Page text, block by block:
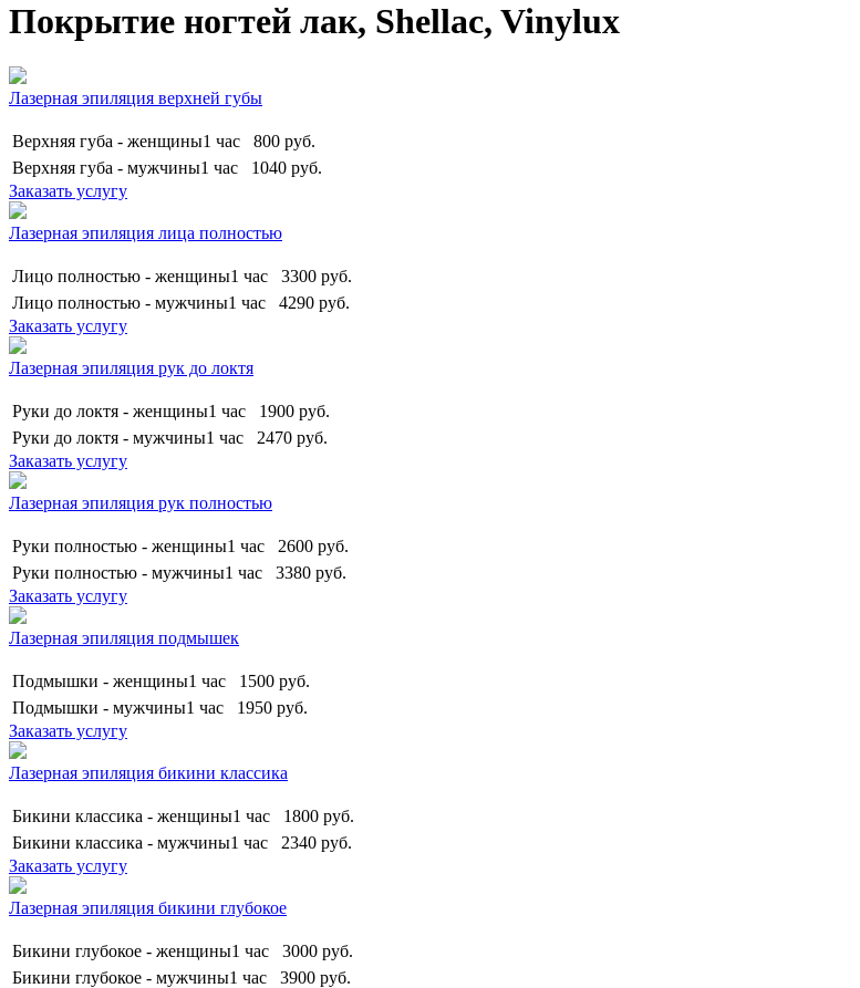
Покрытие ногтей лак, Shellac, Vinylux
Лазерная эпиляция верхней губы
Верхняя губа - женщины1 час 800 руб.
Верхняя губа - мужчины1 час 1040 руб.
Заказать услугу
Лазерная эпиляция лица полностью
Лицо полностью - женщины1 час 3300 руб.
Лицо полностью - мужчины1 час 4290 руб.
Заказать услугу
Лазерная эпиляция рук до локтя
Руки до локтя - женщины1 час 1900 руб.
Руки до локтя - мужчины1 час 2470 руб.
Заказать услугу
Лазерная эпиляция рук полностью
Руки полностью - женщины1 час 2600 руб.
Руки полностью - мужчины1 час 3380 руб.
Заказать услугу
Лазерная эпиляция подмышек
Подмышки - женщины1 час 1500 руб.
Подмышки - мужчины1 час 1950 руб.
Заказать услугу
Лазерная эпиляция бикини классика
Бикини классика - женщины1 час 1800 руб.
Бикини классика - мужчины1 час 2340 руб.
Заказать услугу
Лазерная эпиляция бикини глубокое
Бикини глубокое - женщины1 час 3000 руб.
Бикини глубокое - мужчины1 час 3900 руб.